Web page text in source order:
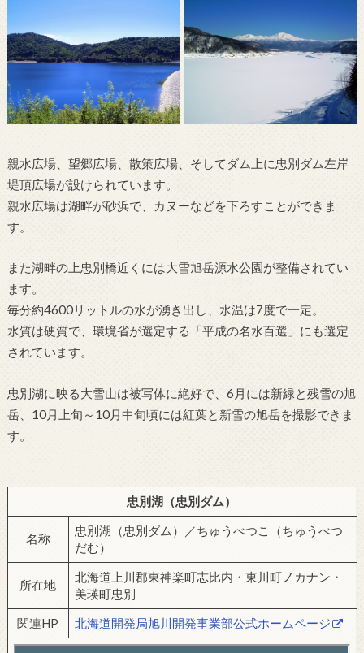
親水広場、望郷広場、散策広場、そしてダム上に忠別ダム左岸
堤頂広場が設けられています。
親水広場は湖畔が砂浜で、カヌーなどを下ろすことができま
す。
また湖畔の上忠別橋近くには大雪旭岳源水公園が整備されてい
ます。
毎分約4600リットルの水が湧き出し、水温は7度で一定。
水質は硬質で、環境省が選定する「平成の名水百選」にも選定
されています。
忠別湖に映る大雪山は被写体に絶好で、6月には新緑と残雪の旭
岳、10月上旬～10月中旬頃には紅葉と新雪の旭岳を撮影できま
す。
忠別湖（忠別ダム）
名称
忠別湖（忠別ダム）／ちゅうべつこ（ちゅうべつ
だむ）
所在地
北海道上川郡東神楽町志比内・東川町ノカナン・
美瑛町忠別
関連HP 北海道開発局旭川開発事業部公式ホームページ